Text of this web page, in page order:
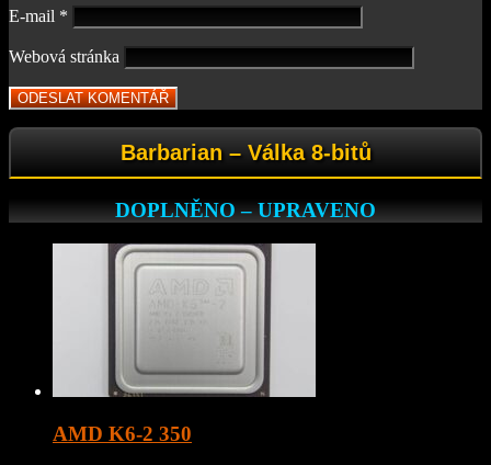
E-mail *
Webová stránka
Barbarian – Válka 8-bitů
DOPLNĚNO – UPRAVENO
AMD K6-2 350